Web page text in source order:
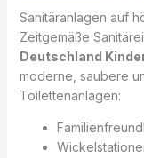
Sanitäranlagen auf
Zeitgemäße
Deutschland
moderne, saubere
Toilettenanlagen: